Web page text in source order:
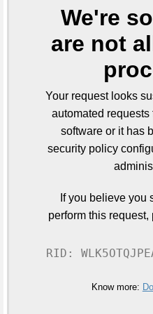
We're
are not
Your request looks
automated requests
software or it has
security policy
If you believe you
perform this
RID:
Know more: